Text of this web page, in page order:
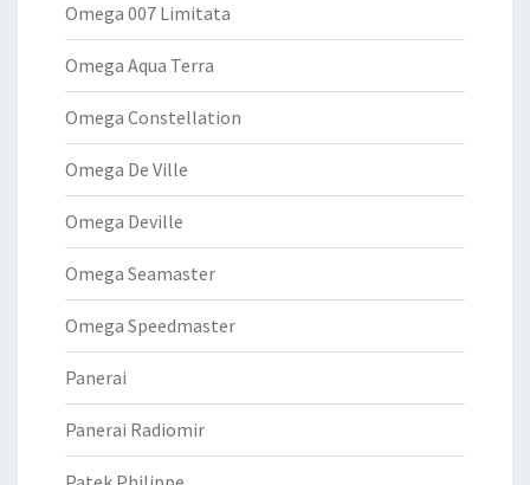
Omega 007 Limitata
Omega Aqua Terra
Omega Constellation
Omega De Ville
Omega Deville
Omega Seamaster
Omega Speedmaster
Panerai
Panerai Radiomir